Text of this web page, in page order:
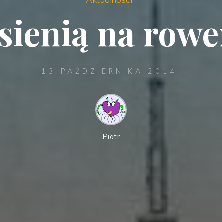
na
13 PAŹDZIERNIKA 2014
Piotr